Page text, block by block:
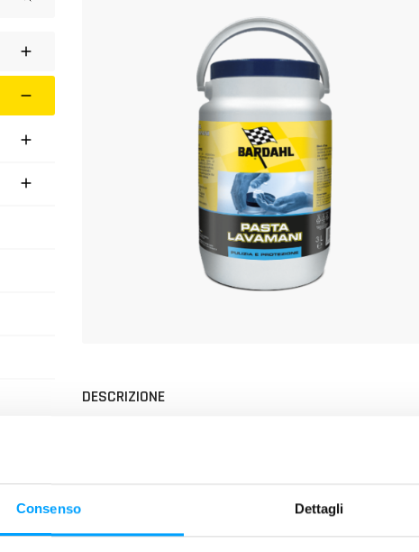
Consenso Dettagli
DESCRIZIONE
È efficace contro tutti i tipi di sporco, inclusi oli, grassi,
dermatologicamente testato e privo di solventi e
solventi evita fastidiosi odori residui sulle mani e il